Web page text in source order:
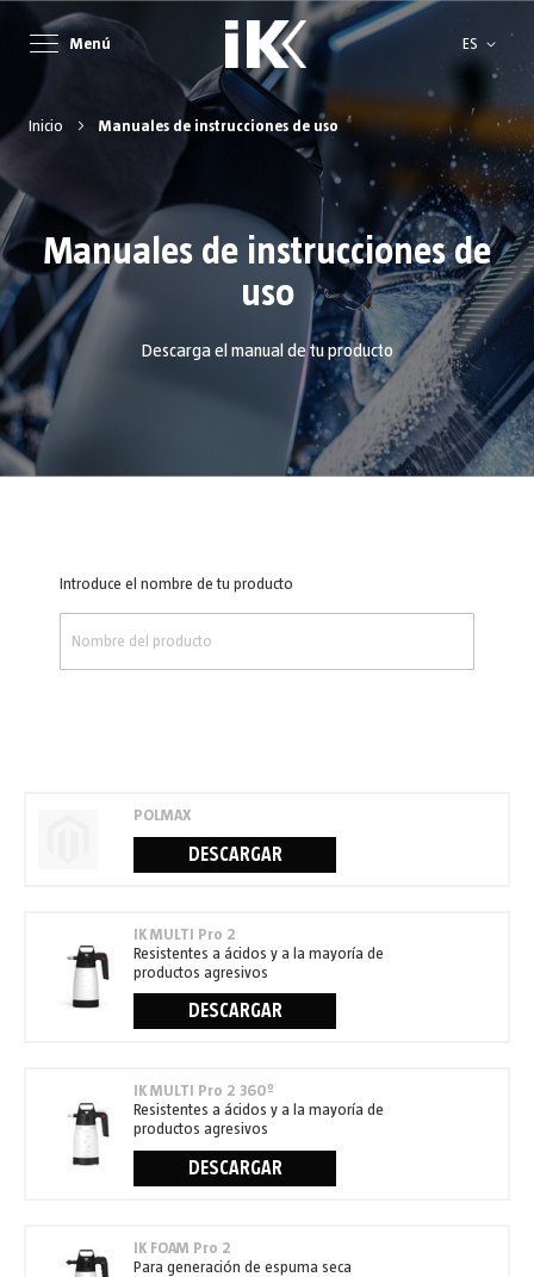
Menú Lenguaje
ES
Inicio Manuales de instrucciones de uso
Manuales de instrucciones de
uso
Descarga el manual de tu producto
Introduce el nombre de tu producto
POLMAX
DESCARGAR
IK MULTI Pro 2
Resistentes a ácidos y a la mayoría de
productos agresivos
DESCARGAR
IK MULTI Pro 2 360º
Resistentes a ácidos y a la mayoría de
productos agresivos
DESCARGAR
IK FOAM Pro 2
Para generación de espuma seca